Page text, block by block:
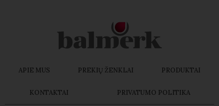
APIE MUS PREKIŲ ŽENKLAI PRODUKTAI
KONTAKTAI PRIVATUMO POLITIKA